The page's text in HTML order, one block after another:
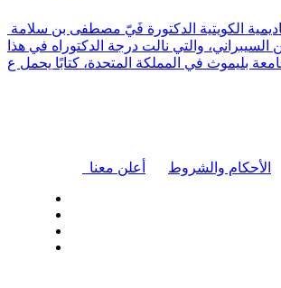
والتي نالت درجة الدكتوراه في هذا
بليموث في المملكة المتحدة، كتابًا يحمل ع
أعلن معنا الأحكام والشروط